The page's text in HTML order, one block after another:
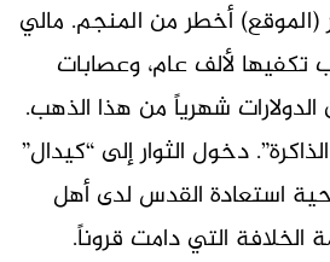
(الموقع) أخطر من المنجم. مالي
لألف عام، وعصابات
شهرياً من هذا الذهب.
دخول الثوار إلى “كيدال”
استعادة القدس لدى أهل
التي دامت قروناً.